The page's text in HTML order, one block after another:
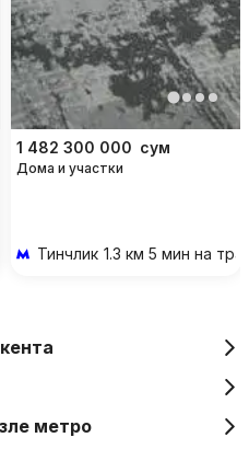
1 482 300 000 сум
Дома и участки
Тинчлик 1.3 км 5 мин на
метро